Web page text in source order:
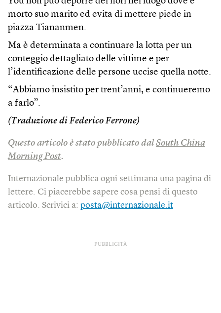
morto suo marito ed evita di mettere piede in
piazza Tiananmen.
Ma è determinata a continuare la lotta per un
conteggio dettagliato delle vittime e per
l’identificazione delle persone uccise quella notte.
“Abbiamo insistito per trent’anni, e continueremo
a farlo”.
(Traduzione di Federico Ferrone)
Questo articolo è stato pubblicato dal South China
Morning Post.
Internazionale pubblica ogni settimana una pagina di
lettere. Ci piacerebbe sapere cosa pensi di questo
articolo. Scrivici a: posta@internazionale.it
PUBBLICITÀ